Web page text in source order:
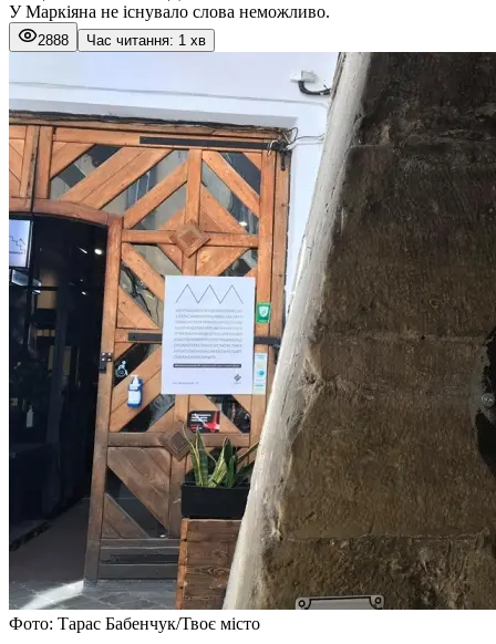
У Маркіяна не існувало слова неможливо.
2888 Час читання: 1 хв
Фото: Тарас Бабенчук/Твоє місто